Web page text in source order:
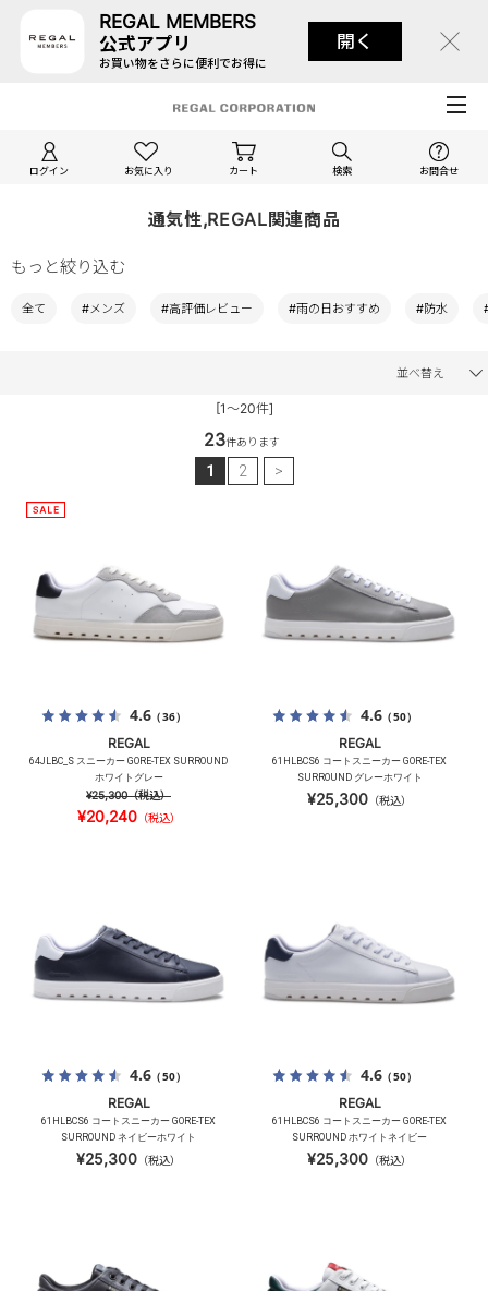
REGAL MEMBERS
公式アプリ
お買い物をさらに便利でお得に
開く
ログイン お気に入り カート 検索 お問合せ
通気性,REGAL関連商品
もっと絞り込む
全て #メンズ #高評価レビュー #雨の日おすすめ #防水
並べ替え
[1～20件]
23件あります
1 2 >
4.6（36）
REGAL
64JLBC_S スニーカー GORE-TEX SURROUND
ホワイトグレー
¥25,300（税込）
¥20,240（税込）
4.6（50）
REGAL
61HLBCS6 コートスニーカー GORE-TEX
SURROUND グレーホワイト
¥25,300 （税込）
4.6（50）
REGAL
61HLBCS6 コートスニーカー GORE-TEX
SURROUND ネイビーホワイト
¥25,300 （税込）
4.6（50）
REGAL
61HLBCS6 コートスニーカー GORE-TEX
SURROUND ホワイトネイビー
¥25,300 （税込）